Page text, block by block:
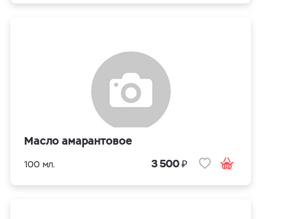
Масло амарантовое
100 мл. 3 500₽